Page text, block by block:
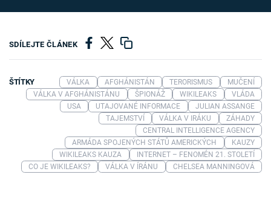
SDÍLEJTE ČLÁNEK
ŠTÍTKY VÁLKA AFGHÁNISTÁN TERORISMUS
MUČENÍ
VÁLKA V AFGHÁNISTÁNU
ŠPIONÁŽ WIKILEAKS
VLÁDA
USA
UTAJOVANÉ INFORMACE
JULIAN ASSANGE
TAJEMSTVÍ
VÁLKA V IRÁKU
ZÁHADY
CENTRAL INTELLIGENCE AGENCY
ARMÁDA SPOJENÝCH STÁTŮ AMERICKÝCH
KAUZY
WIKILEAKS KAUZA
INTERNET – FENOMÉN 21. STOLETÍ
CO JE WIKILEAKS?
VÁLKA V ÍRÁNU CHELSEA MANNINGOVÁ